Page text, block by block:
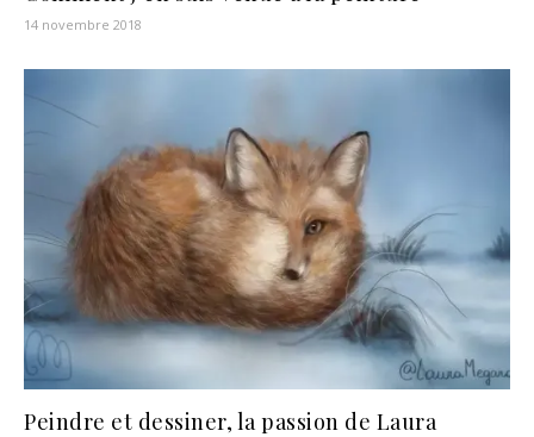
14 novembre 2018
Peindre et dessiner, la passion de Laura